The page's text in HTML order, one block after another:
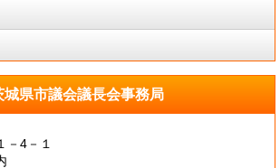
城県市議会議長会事務局
－4－１